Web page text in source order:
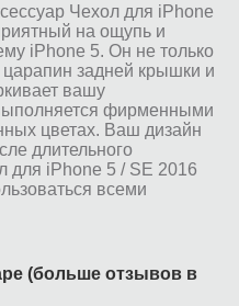
Чехол для iPhone
на ощупь и
iPhone 5. Он не только
задней крышки и
вашу
фирменными
цветах. Ваш дизайн
длительного
для iPhone 5 / SE 2016
всеми
(больше отзывов в